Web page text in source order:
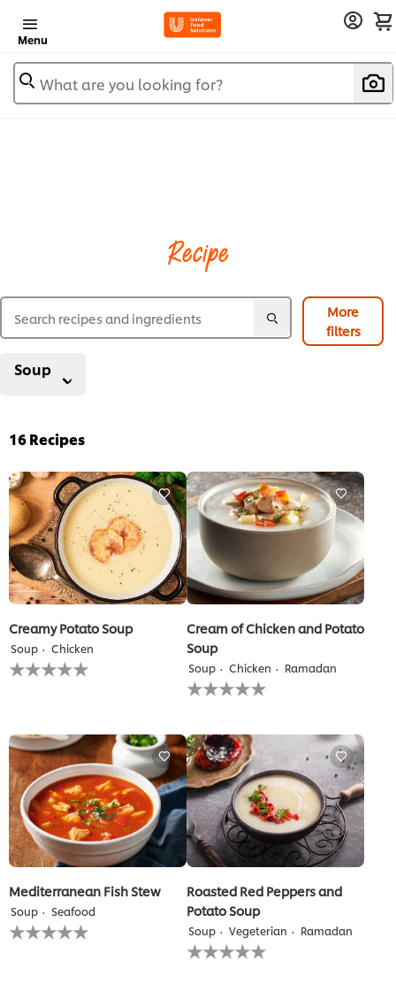
Menu
What are you looking for?
Recipe
More
filters
Soup
16Recipes
Creamy Potato Soup
Soup Chicken
لم
يتم
لهذا
Cream of Chicken and Potato
Soup
Soup Chicken Ramadan
لم
يتم
تقييمات
لهذا
Mediterranean Fish Stew
Soup Seafood
لم
يتم
Roasted Red Peppers and
Potato Soup
Soup Vegeterian Ramadan
لم
يتم